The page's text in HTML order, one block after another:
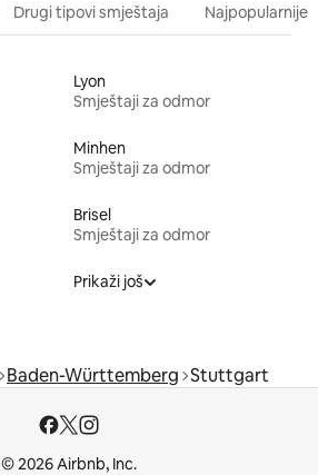
Drugi tipovi smještaja Najpopularnije
Lyon
Smještaji za odmor
Minhen
Smještaji za odmor
Brisel
Smještaji za odmor
Prikaži još
Baden-Württemberg Stuttgart
© 2026 Airbnb, Inc.